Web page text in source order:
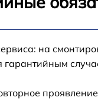
FLIR TG 267
на
гарантийным